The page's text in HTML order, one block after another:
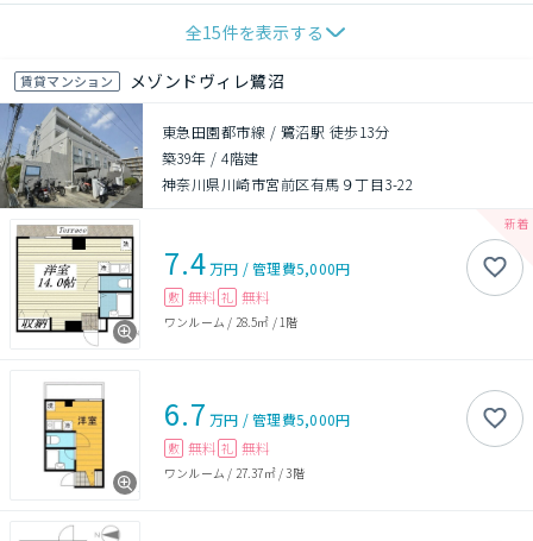
全15件を表示する
賃貸マンション メゾンドヴィレ鷺沼
東急田園都市線 / 鷺沼駅 徒歩13分
築39年 /4階建
神奈川県川崎市宮前区有馬９丁目3-22
7.4万円 /管理費5,000円
敷 無料 礼 無料
ワンルーム / 28.5㎡ / 1階
6.7 万円 /管理費5,000円
敷 無料 礼 無料
ワンルーム / 27.37㎡/3階